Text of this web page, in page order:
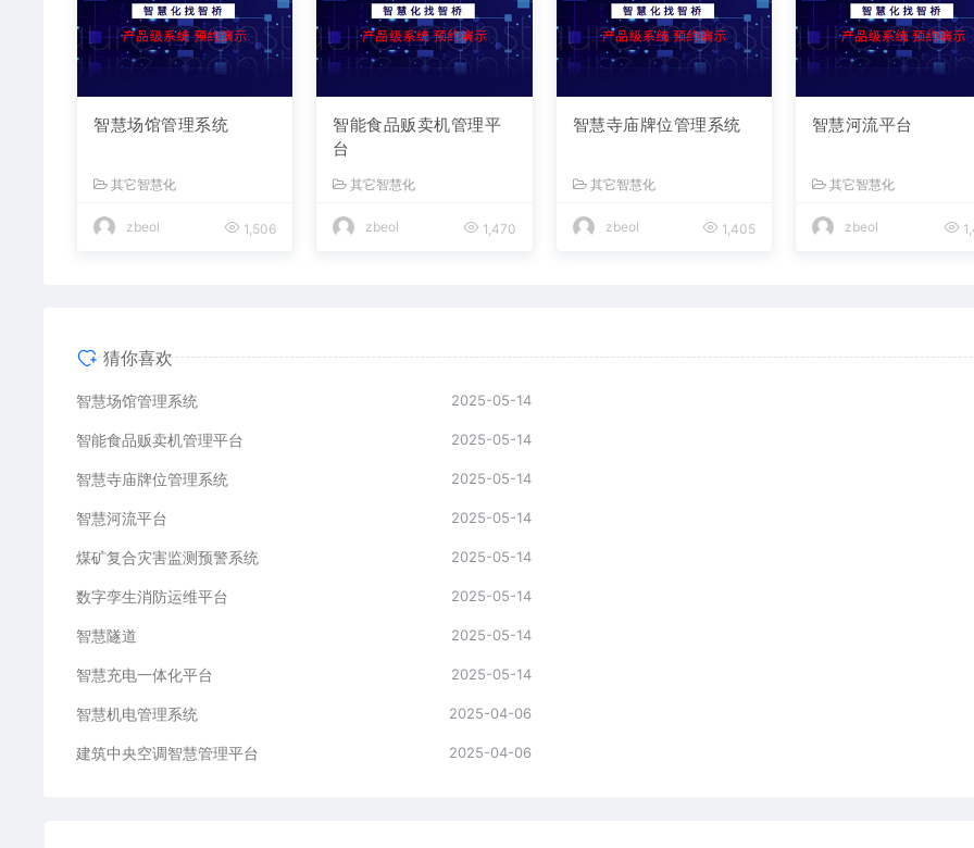
智慧场馆管理系统
其它智慧化
zbeol 1,506
智能食品贩卖机管理平
台
其它智慧化
zbeol 1,470
智慧寺庙牌位管理系统
其它智慧化
zbeol 1,405
智慧河流平台
其它智慧化
zbeol
猜你喜欢
智慧场馆管理系统 2025-05-14
智能食品贩卖机管理平台 2025-05-14
智慧寺庙牌位管理系统 2025-05-14
智慧河流平台 2025-05-14
煤矿复合灾害监测预警系统 2025-05-14
数字孪生消防运维平台 2025-05-14
智慧隧道 2025-05-14
​​智慧充电一体化平台 2025-05-14
智慧机电管理系统 2025-04-06
建筑中央空调智慧管理平台 2025-04-06